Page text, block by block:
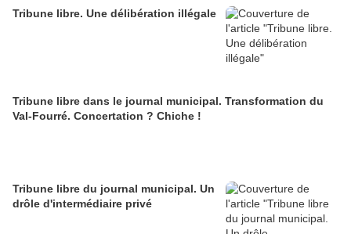
Tribune libre. Une délibération illégale
Tribune libre dans le journal municipal. Transformation du
Val-Fourré. Concertation ? Chiche !
Tribune libre du journal municipal. Un
drôle d'intermédiaire privé